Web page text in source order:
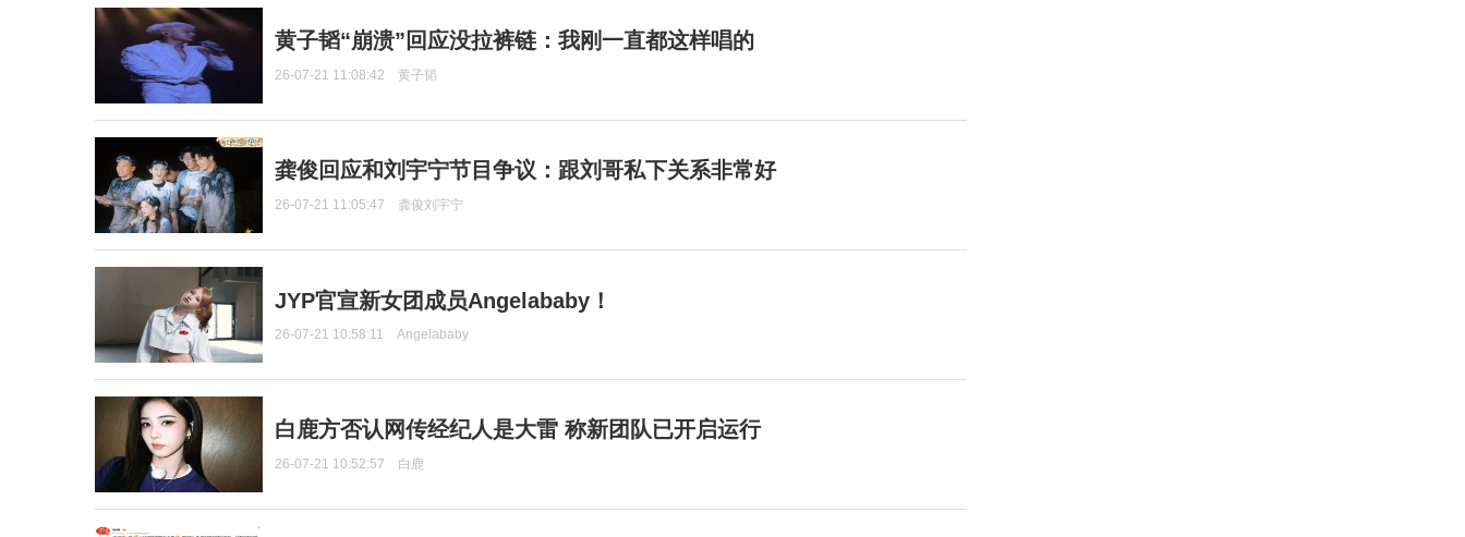
黄子韬“崩溃”回应没拉裤链：我刚一直都这样唱的
26-07-21 11:08:42 黄子韬
龚俊回应和刘宇宁节目争议：跟刘哥私下关系非常好
26-07-21 11:05:47 龚俊刘宇宁
JYP官宣新女团成员Angelababy！
26-07-21 10:58:11 Angelababy
白鹿方否认网传经纪人是大雷 称新团队已开启运行
26-07-21 10:52:57 白鹿